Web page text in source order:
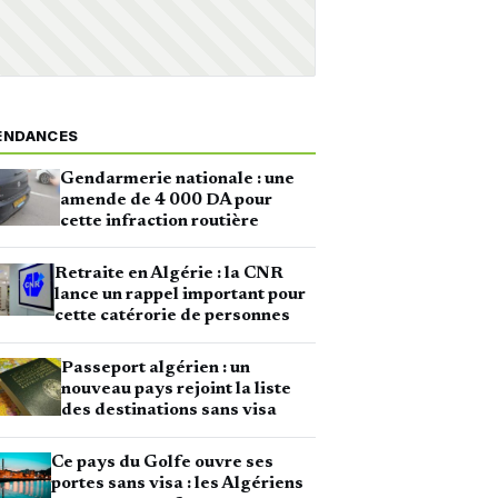
Gendarmerie nationale : une
amende de 4 000 DA pour
cette infraction routière
Retraite en Algérie : la CNR
lance un rappel important pour
cette catérorie de personnes
Passeport algérien : un
nouveau pays rejoint la liste
des destinations sans visa
Ce pays du Golfe ouvre ses
portes sans visa : les Algériens